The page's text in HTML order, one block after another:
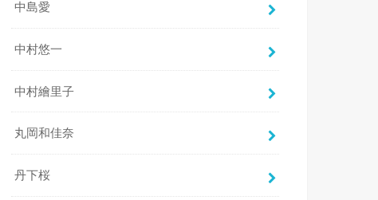
中島愛
中村悠一
中村繪里子
丸岡和佳奈
丹下桜